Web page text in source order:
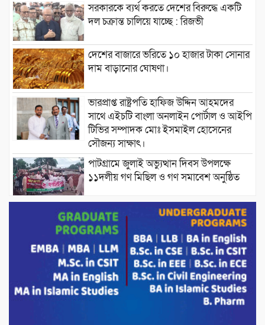
সরকারকে ব্যর্থ করতে দেশের বিরুদ্ধে একটি
দল চক্রান্ত চালিয়ে যাচ্ছে : রিজভী
দেশের বাজারে ভরিতে ১০ হাজার টাকা সোনার
দাম বাড়ানোর ঘোষণা।
ভারপ্রাপ্ত রাষ্ট্রপতি হাফিজ উদ্দিন আহমদের
সাথে এইচটি বাংলা অনলাইন পোর্টাল ও আইপি
টিভির সম্পাদক মোঃ ইসমাইল হোসেনের
সৌজন্য সাক্ষাৎ।
পাটগ্রামে জুলাই অভ্যুত্থান দিবস উপলক্ষে
১১দলীয় গণ মিছিল ও গণ সমাবেশ অনুষ্ঠিত
পোরশায় গণঅভ্যুত্থান দিবসে শহিদ ও জুলাই
যোদ্ধাদের সংবর্ধনা।
১১ দলীয় ঐক্য পোরশা উপজেলা শাখার
আয়োজনে ৫ আগস্ট জুলাই অভ্যুত্থানের দ্বিতীয়
বার্ষিকী পালন উপলক্ষে নিতপুর কপালের মোড়ে
মিছিল সমাবেশ অনুষ্ঠিত।